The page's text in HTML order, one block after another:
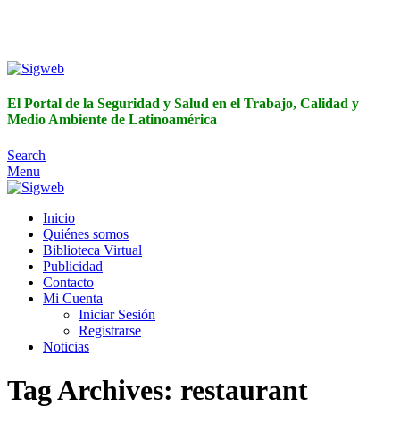
El Portal de la Seguridad y Salud en el Trabajo, Calidad y
Medio Ambiente de Latinoamérica
Search
Menu
Inicio
Quiénes somos
Biblioteca Virtual
Publicidad
Contacto
Mi Cuenta
Iniciar Sesión
Registrarse
Noticias
Tag Archives: restaurant